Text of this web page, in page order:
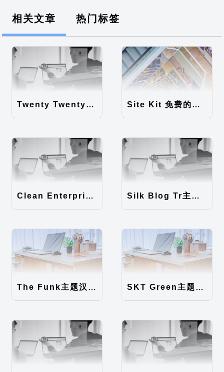
相关文章 热门标签
Twenty Twenty-Five 免费的WordPress内容主题 Site Kit 免费的WordPress数据统计插件
Clean Enterprise主题汉化包 Silk Blog Tr主题汉化包
The Funk主题汉化包 SKT Green主题汉化包